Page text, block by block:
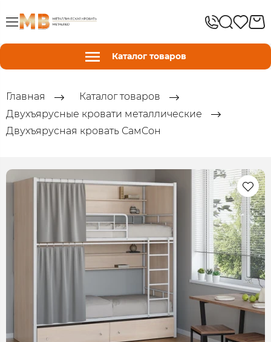
Каталог товаров
Главная
Каталог товаров
Двухъярусные кровати металлические
Двухъярусная кровать СамCон